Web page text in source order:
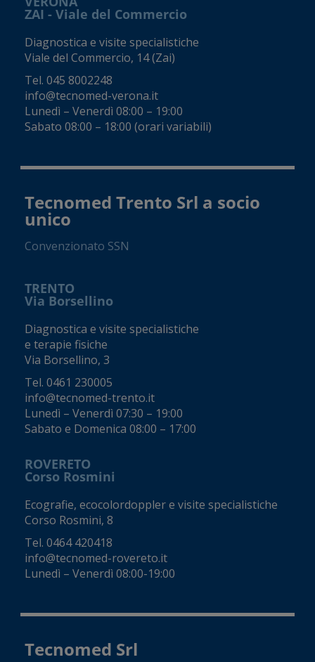
ZAI - Viale del Commercio
Diagnostica e visite specialistiche
Viale del Commercio, 14 (Zai)
Tel. 045 8002248
info@tecnomed-verona.it
Lunedì – Venerdì 08:00 – 19:00
Sabato 08:00 – 18:00 (orari variabili)
Tecnomed Trento Srl a socio
unico
Convenzionato SSN
TRENTO
Via Borsellino
Diagnostica e visite specialistiche
e terapie fisiche
Via Borsellino, 3
Tel. 0461 230005
info@tecnomed-trento.it
Lunedì – Venerdì 07:30 – 19:00
Sabato e Domenica 08:00 – 17:00
ROVERETO
Corso Rosmini
Ecografie, ecocolordoppler e visite specialistiche
Corso Rosmini, 8
Tel. 0464 420418
info@tecnomed-rovereto.it
Lunedì – Venerdì 08:00-19:00
Tecnomed Srl